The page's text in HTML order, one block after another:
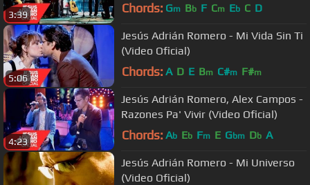
3:39 Chords: Gm Bb F Cm Eb C D
5:06
Jesús Adrián Romero - Mi Vida Sin Ti
(Video Oficial)
Chords: A D E Bm C#m F#m
4:23
Jesús Adrián Romero, Alex Campos -
Razones Pa' Vivir (Video Oficial)
Chords: Ab Eb Fm E Gbm Db A
Jesús Adrián Romero - Mi Universo
(Video Oficial)